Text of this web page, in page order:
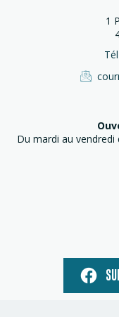
1
Du mardi au